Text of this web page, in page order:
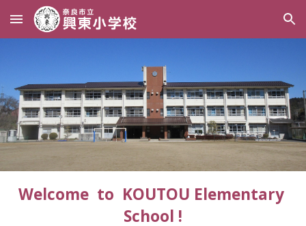
Skip to main content Skip to navigation
Welcome to KOUTOU Elementary
School !